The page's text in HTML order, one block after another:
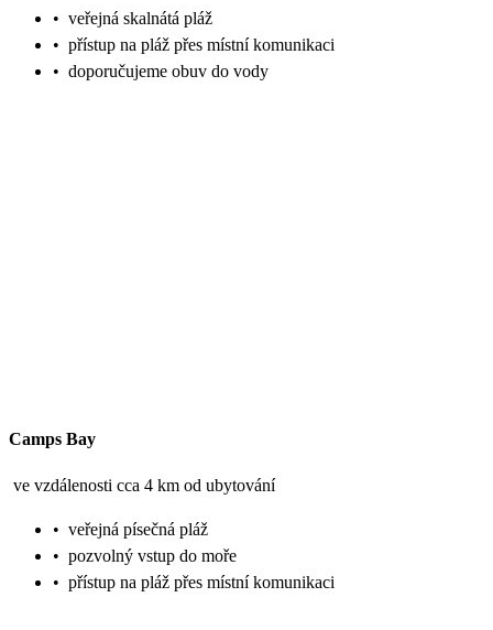
• veřejná skalnátá pláž
• přístup na pláž přes místní komunikaci
• doporučujeme obuv do vody
Camps Bay
ve vzdálenosti cca 4 km od ubytování
• veřejná písečná pláž
• pozvolný vstup do moře
• přístup na pláž přes místní komunikaci